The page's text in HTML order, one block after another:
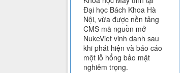
Đại học Bách Khoa Hà
Nội, vừa được nền tảng
CMS mã nguồn mở
NukeViet vinh danh sau
khi phát hiện và báo cáo
một lỗ hổng bảo mật
nghiêm trọng.